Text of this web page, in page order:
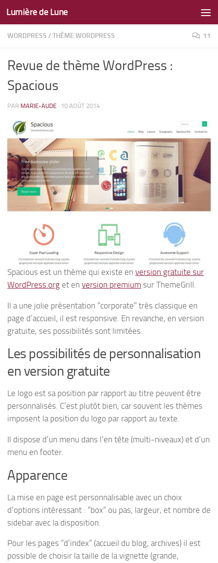
Skip to content
Lumière de Lune
WORDPRESS /THÈME WORDPRESS 11
Revue de thème WordPress :
Spacious
PAR MARIE-AUDE · 10 AOÛT 2014
Spacious est un thème qui existe en version gratuite sur
WordPress.org et en version premium sur ThemeGrill.
Il a une jolie présentation “corporate” très classique en
page d’accueil, il est responsive. En revanche, en version
gratuite, ses possibilités sont limitées.
Les possibilités de personnalisation
en version gratuite
Le logo est sa position par rapport au titre peuvent être
personnalisés. C’est plutôt bien, car souvent les thèmes
imposent la position du logo par rapport au texte.
Il dispose d’un menu dans l’en tête (multi-niveaux) et d’un
menu en footer.
Apparence
La mise en page est personnalisable avec un choix
d’options intéressant : “box” ou pas, largeur, et nombre de
sidebar avec la disposition.
Pour les pages “d’index” (accueil du blog, archives) il est
possible de choisir la taille de la vignette (grande,